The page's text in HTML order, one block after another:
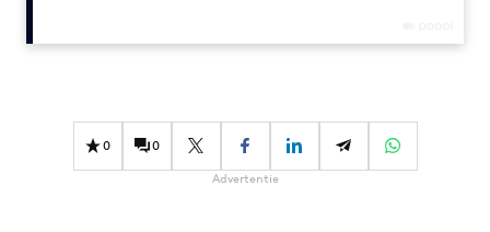
Design
Effectiviteit
Gedragsverandering
0 0
Advertentie